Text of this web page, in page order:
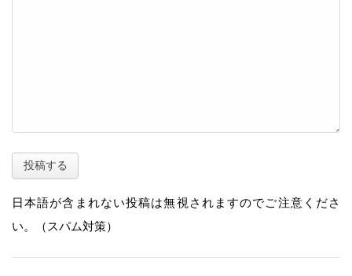
日本語が含まれない投稿は無視されますのでご注意くださ
い。（スパム対策）